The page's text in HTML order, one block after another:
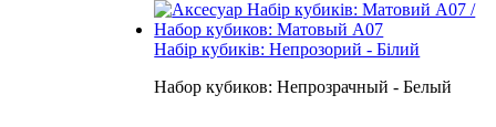
Набір кубиків: Непрозорий - Білий
Набор кубиков: Непрозрачный - Белый